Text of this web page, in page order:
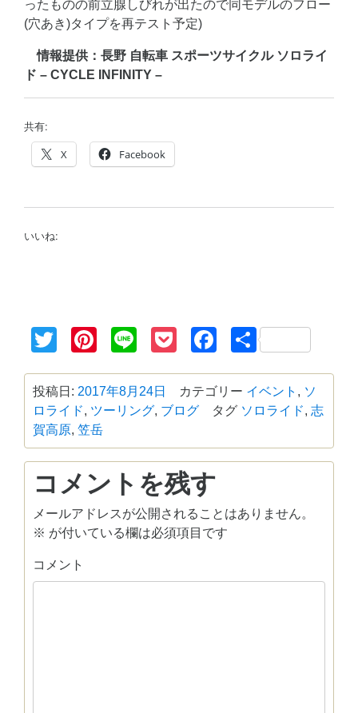
ったものの前立腺しびれが出たので同モデルのフロー
(穴あき)タイプを再テスト予定)
情報提供：長野 自転車 スポーツサイクル ソロライ
ド – CYCLE INFINITY –
共有:
X Facebook
いいね:
TwitterPinterest
Line PocketFacebook
共
投稿日: 2017年8月24日 カテゴリー イベント , ソ
ロライド, ツーリング, ブログ タグ ソロライド, 志
賀高原, 笠岳
コメントを残す
メールアドレスが公開されることはありません。
※ が付いている欄は必須項目です
コメント